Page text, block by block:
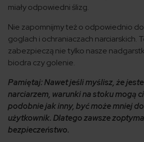
miały odpowiedni ślizg.
Nie zapomnijmy też o odpowiednio
goglach i ochraniaczach narciarskich.
zabezpieczą nie tylko nasze
biodra czy golenie.
Pamiętaj: Nawet jeśli myślisz, że
narciarzem, warunki na stoku mogą
podobnie jak inny, być może mniej
użytkownik. Dlatego zawsze
bezpieczeństwo.